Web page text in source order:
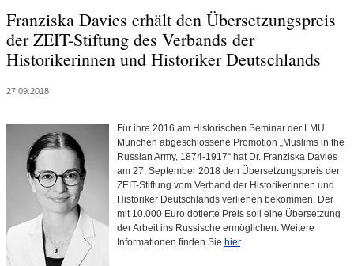
Franziska Davies erhält den Übersetzungspreis
der ZEIT-Stiftung des Verbands der
Historikerinnen und Historiker Deutschlands
27.09.2018
Für ihre 2016 am Historischen Seminar der LMU
München abgeschlossene Promotion „Muslims in the
Russian Army, 1874-1917“ hat Dr. Franziska Davies
am 27. September 2018 den Übersetzungspreis der
ZEIT-Stiftung vom Verband der Historikerinnen und
Historiker Deutschlands verliehen bekommen. Der
mit 10.000 Euro dotierte Preis soll eine Übersetzung
der Arbeit ins Russische ermöglichen. Weitere
Informationen finden Sie hier.